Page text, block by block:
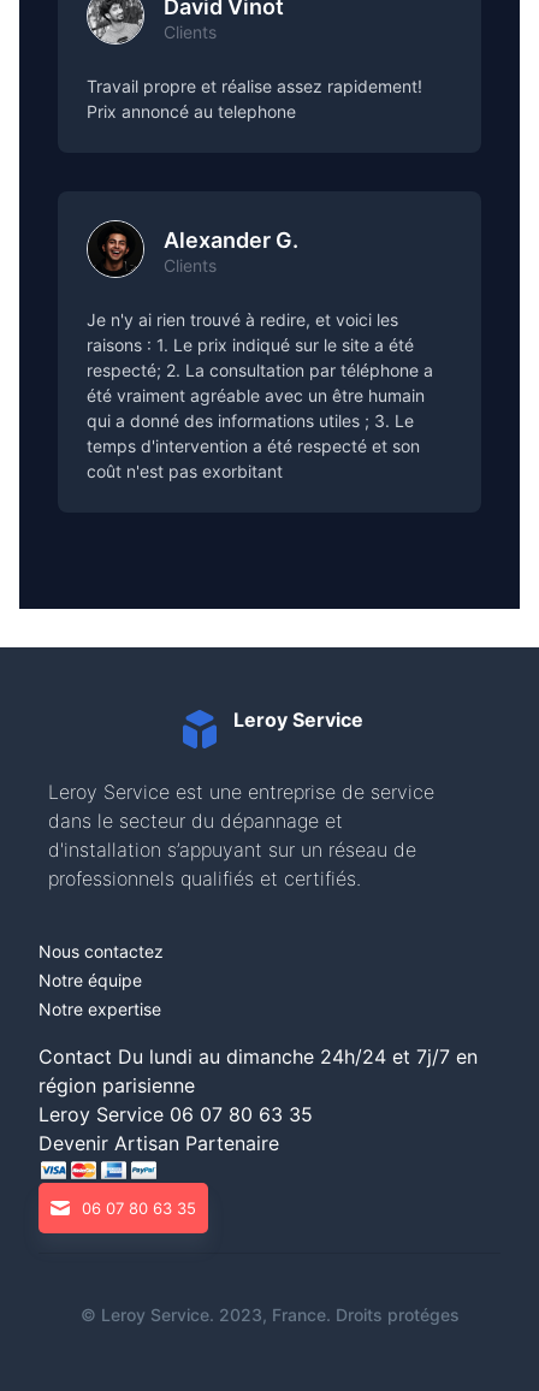
David Vinot
Clients
Travail propre et réalise assez rapidement!
Prix annoncé au telephone
Alexander G.
Clients
Je n'y ai rien trouvé à redire, et voici les
raisons : 1. Le prix indiqué sur le site a été
respecté; 2. La consultation par téléphone a
été vraiment agréable avec un être humain
qui a donné des informations utiles ; 3. Le
temps d'intervention a été respecté et son
coût n'est pas exorbitant
Leroy Service
Leroy Service est une entreprise de service
dans le secteur du dépannage et
d'installation s’appuyant sur un réseau de
professionnels qualifiés et certifiés.
Nous contactez
Notre équipe
Notre expertise
Contact Du lundi au dimanche 24h/24 et 7j/7 en
région parisienne
Leroy Service 06 07 80 63 35
Devenir Artisan Partenaire
06 07 80 63 35
© Leroy Service. 2023, France. Droits protéges